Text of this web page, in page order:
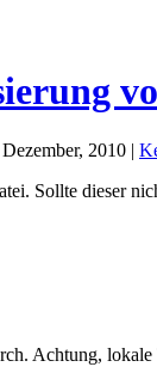
2010 |
Sollte dieser
Achtung,